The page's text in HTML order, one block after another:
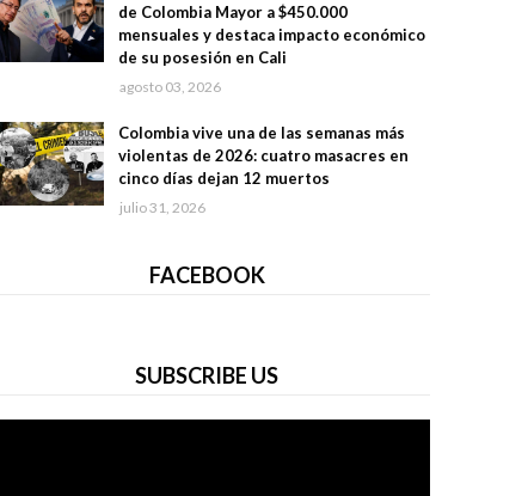
de Colombia Mayor a $450.000
mensuales y destaca impacto económico
de su posesión en Cali
agosto 03, 2026
Colombia vive una de las semanas más
violentas de 2026: cuatro masacres en
cinco días dejan 12 muertos
julio 31, 2026
FACEBOOK